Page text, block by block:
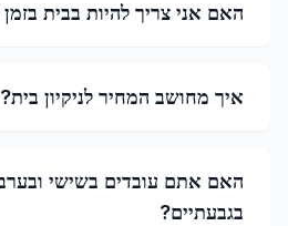
האם אני צריך להיות בבית בזמן
איך מחושב המחיר לניקיון בית?
האם אתם עובדים בשישי
בגבעתיים?